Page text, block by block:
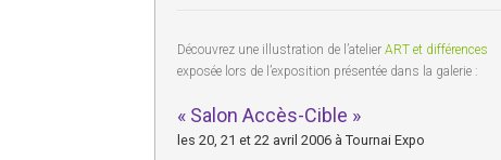
Découvrez une illustration de l’atelier ART et différences
exposée lors de l’exposition présentée dans la galerie :
« Salon Accès-Cible »
les 20, 21 et 22 avril 2006 à Tournai Expo